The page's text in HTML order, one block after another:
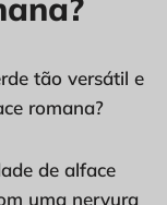
tão versátil e
romana?
de alface
uma nervura